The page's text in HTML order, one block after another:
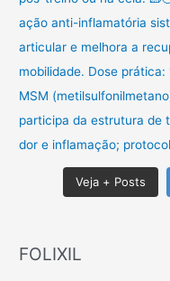
Veja + Posts
FOLIXIL